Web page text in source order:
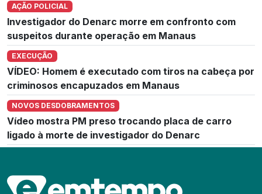
AÇÃO POLICIAL
Investigador do Denarc morre em confronto com
suspeitos durante operação em Manaus
EXECUÇÃO
VÍDEO: Homem é executado com tiros na cabeça por
criminosos encapuzados em Manaus
NOVOS DESDOBRAMENTOS
Vídeo mostra PM preso trocando placa de carro
ligado à morte de investigador do Denarc